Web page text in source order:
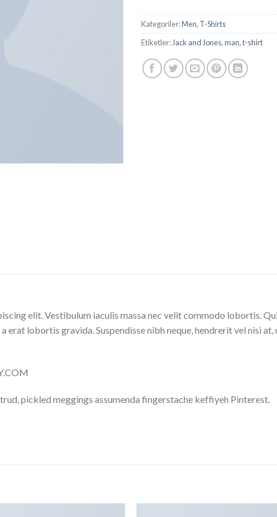
Kategoriler:Men, T-Shirts
Etiketler: Jack and Jones,man,t-shirt
elit. Vestibulum iaculis massa nec velit commodo lobortis.
erat lobortis gravida. Suspendisse nibh neque, hendrerit vel nisi
pickled meggings assumenda fingerstache keffiyeh Pinterest.